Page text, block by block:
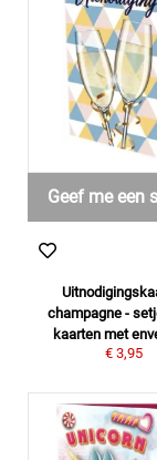
Geef me een
champagne -
kaarten met
€ 3,95